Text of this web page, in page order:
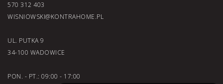
570 312 403
WISNIOWSKI@KONTRAHOME.PL
UL. PUTKA 9
34-100 WADOWICE
PON. - PT.: 09:00 - 17:00